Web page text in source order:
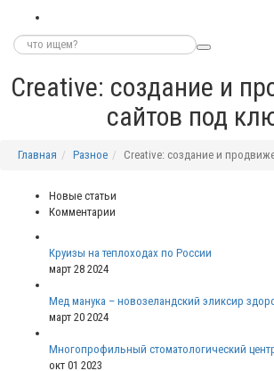
Creative: создание и
сайтов под
Главная Разное Creative: создание и
Новые статьи
Комментарии
Круизы на теплоходах по России
март 28 2024
Мед манука – новозеландский эликсир
март 20 2024
Многопрофильный стоматологический
окт 01 2023